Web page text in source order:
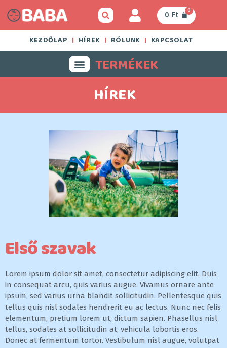
0 Ft
0
KEZDŐLAP HÍREK RÓLUNK KAPCSOLAT
TERMÉKEK
HÍREK
Első szavak
Lorem ipsum dolor sit amet, consectetur adipiscing elit. Duis
in consequat arcu, quis varius augue. Vivamus ornare ante
ipsum, sed varius urna blandit sollicitudin. Pellentesque quis
tellus quis nisl sodales hendrerit eu ac lectus. Nunc nec felis
elementum, pretium lorem ut, dictum sapien. Phasellus nisl
tellus, sodales at sollicitudin at, vehicula lobortis eros.
Donec at fermentum tortor. Vestibulum nisl augue, volutpat